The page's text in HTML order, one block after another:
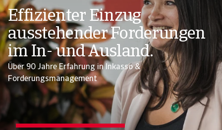
Effizienter Einzug
ausstehender Forderungen
im In- und Ausland.
Über 90 Jahre Erfahrung in Inkasso &
Forderungsmanagement